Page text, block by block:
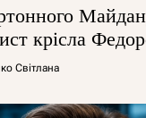
крісла
Світлана